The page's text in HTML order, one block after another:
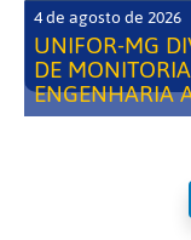
4 de agosto de 2026
UNIFOR-MG
DE
ENGENHARIA